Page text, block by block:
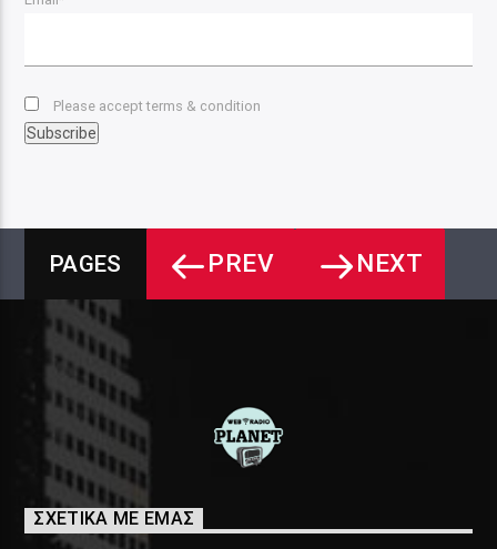
Please accept terms & condition
PAGES PREV NEXT
ΣΧΕΤΙΚΑ ΜΕ ΕΜΑΣ